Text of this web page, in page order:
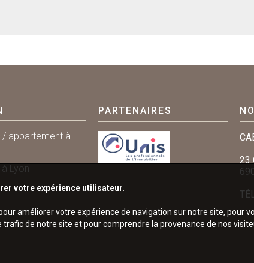
/ appartement à
Lyon
PARTENAIRES
23
votre expérience utilisateur.
améliorer votre expérience de navigation sur notre site, pour
de notre site et pour comprendre la provenance de nos